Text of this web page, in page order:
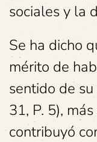
sociales y la
Se ha dicho
mérito de
sentido de
31, P. 5),
contribuyó